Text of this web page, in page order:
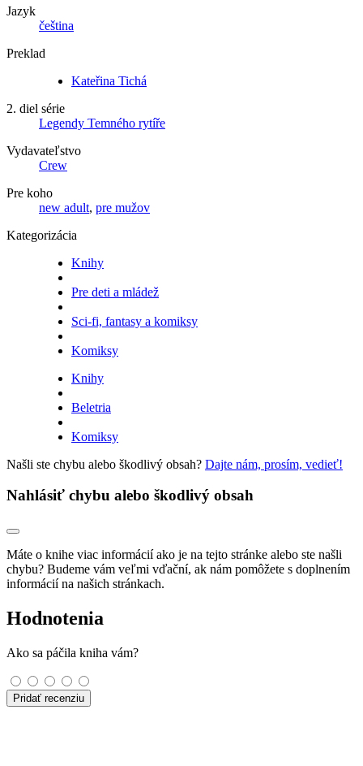
Jazyk
čeština
Preklad
Kateřina Tichá
2. diel série
Legendy Temného rytíře
Vydavateľstvo
Crew
Pre koho
new adult, pre mužov
Kategorizácia
Knihy
Pre deti a mládež
Sci-fi, fantasy a komiksy
Komiksy
Knihy
Beletria
Komiksy
Našli ste chybu alebo škodlivý obsah? Dajte nám, prosím, vedieť!
Nahlásiť chybu alebo škodlivý obsah
Máte o knihe viac informácií ako je na tejto stránke alebo ste našli
chybu? Budeme vám veľmi vďační, ak nám pomôžete s doplnením
informácií na našich stránkach.
Hodnotenia
Ako sa páčila kniha vám?
Pridať recenziu